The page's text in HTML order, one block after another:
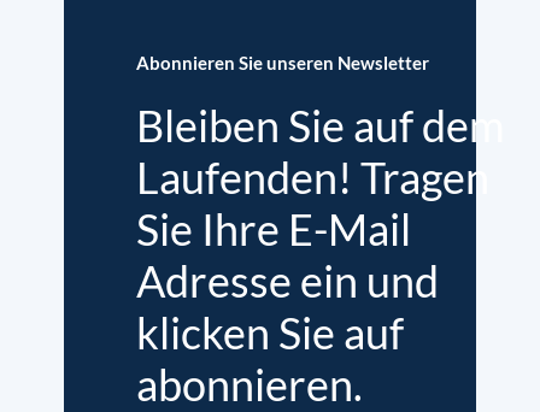
Abonnieren Sie unseren Newsletter
Bleiben Sie auf dem
Laufenden! Tragen
Sie Ihre E-Mail
Adresse ein und
klicken Sie auf
abonnieren.